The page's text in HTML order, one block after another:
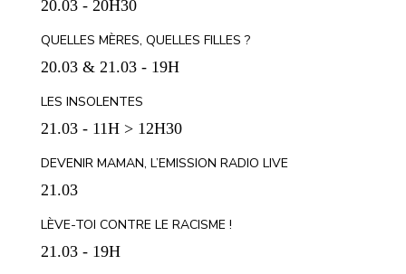
20.03 - 20H30
QUELLES MÈRES, QUELLES FILLES ?
20.03 & 21.03 - 19H
LES INSOLENTES
21.03 - 11H > 12H30
DEVENIR MAMAN, L’EMISSION RADIO LIVE
21.03
LÈVE-TOI CONTRE LE RACISME !
21.03 - 19H